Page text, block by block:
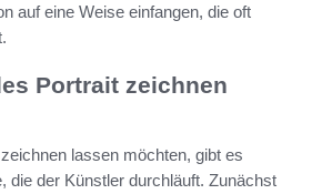
auf eine Weise einfangen, die oft
Portrait zeichnen
lassen möchten, gibt es
die der Künstler durchläuft. Zunächst